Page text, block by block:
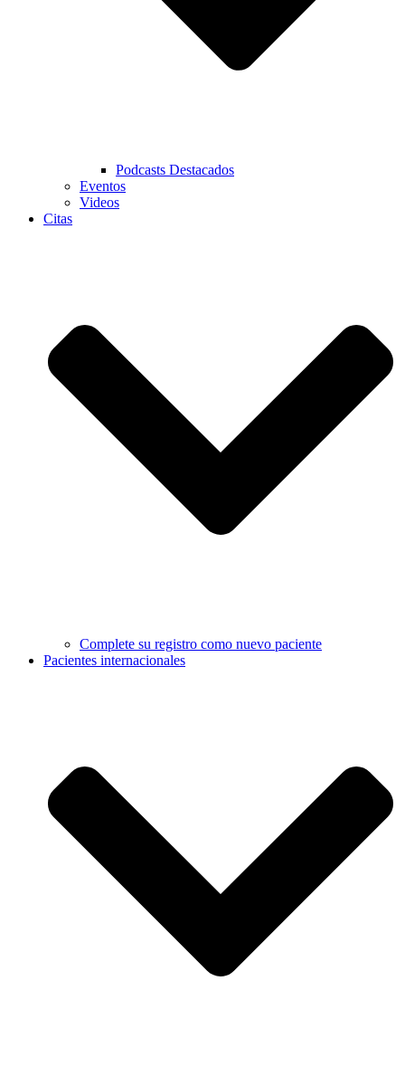
Podcasts Destacados
Eventos
Videos
Citas
Complete su registro como nuevo paciente
Pacientes internacionales